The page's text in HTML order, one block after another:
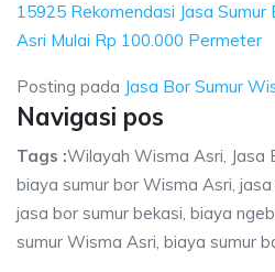
15925 Rekomendasi Jasa
Asri Mulai Rp 100.000 Permeter
Posting pada Jasa Bor Sumur
Navigasi pos
Tags :Wilayah Wisma Asri, Jasa
biaya sumur bor Wisma Asri,
jasa bor sumur bekasi, biaya
sumur Wisma Asri, biaya sumur